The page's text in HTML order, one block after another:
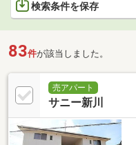
検索条件を保存
83件が該当しました。
売アパート
サニー新川